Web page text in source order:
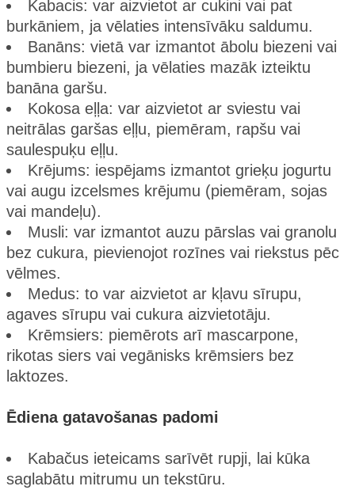
Kabacis: var aizvietot ar cukini vai pat
burkāniem, ja vēlaties intensīvāku saldumu.
Banāns: vietā var izmantot ābolu biezeni vai
bumbieru biezeni, ja vēlaties mazāk izteiktu
banāna garšu.
Kokosa eļļa: var aizvietot ar sviestu vai
neitrālas garšas eļļu, piemēram, rapšu vai
saulespuķu eļļu.
Krējums: iespējams izmantot grieķu jogurtu
vai augu izcelsmes krējumu (piemēram, sojas
vai mandeļu).
Musli: var izmantot auzu pārslas vai granolu
bez cukura, pievienojot rozīnes vai riekstus pēc
vēlmes.
Medus: to var aizvietot ar kļavu sīrupu,
agaves sīrupu vai cukura aizvietotāju.
Krēmsiers: piemērots arī mascarpone,
rikotas siers vai vegānisks krēmsiers bez
laktozes.
Ēdiena gatavošanas padomi
Kabačus ieteicams sarīvēt rupji, lai kūka
saglabātu mitrumu un tekstūru.